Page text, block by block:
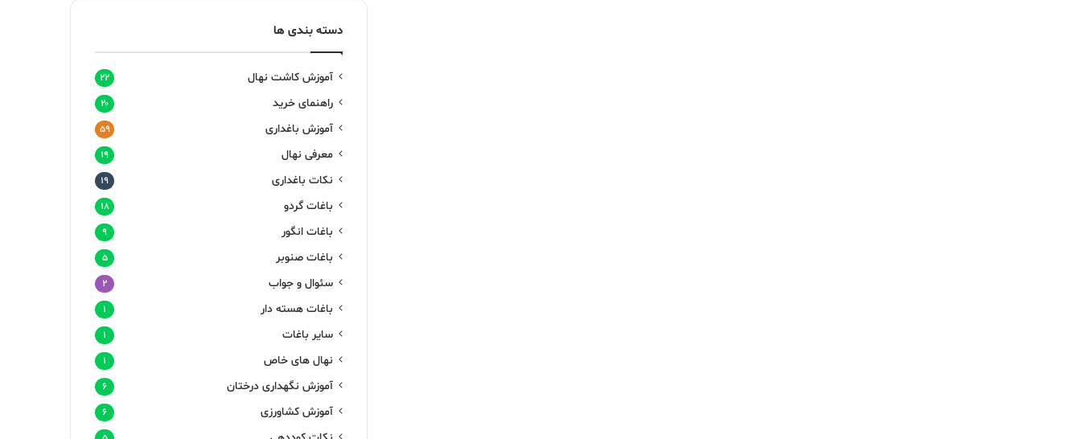
دسته بندی ها
آموزش کاشت نهال ۲۲
راهنمای خرید ۲۰
آموزش باغداری ۵۹
معرفی نهال ۱۹
نکات باغداری ۱۹
باغات گردو ۱۸
باغات انگور ۹
باغات صنوبر ۵
سئوال و جواب ۲
باغات هسته دار ۱
سایر باغات ۱
نهال های خاص ۱
آموزش نگهداری درختان ۶
آموزش کشاورزی ۶